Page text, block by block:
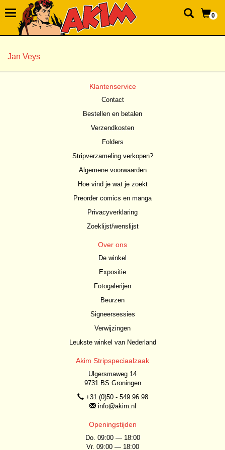
0
Jan Veys
Klantenservice
Contact
Bestellen en betalen
Verzendkosten
Folders
Stripverzameling verkopen?
Algemene voorwaarden
Hoe vind je wat je zoekt
Preorder comics en manga
Privacyverklaring
Zoeklijst/wenslijst
Over ons
De winkel
Expositie
Fotogalerijen
Beurzen
Signeersessies
Verwijzingen
Leukste winkel van Nederland
Akim Stripspeciaalzaak
Ulgersmaweg 14
9731 BS Groningen
+31 (0)50 - 549 96 98
info@akim.nl
Openingstijden
Do. 09:00 — 18:00
Vr. 09:00 — 18:00